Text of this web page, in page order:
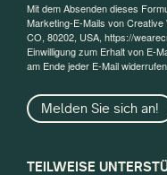
Mit dem Absenden dieses
Marketing-E-Mails von
CO, 80202, USA, https://
Einwilligung zum Erhalt von E-
am Ende jeder E-Mail
Melden Sie sich an!
TEILWEISE